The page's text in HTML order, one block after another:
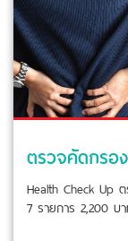
ตรวจคัดกรอ
Health Check Up
7 รายการ 2,200 บ